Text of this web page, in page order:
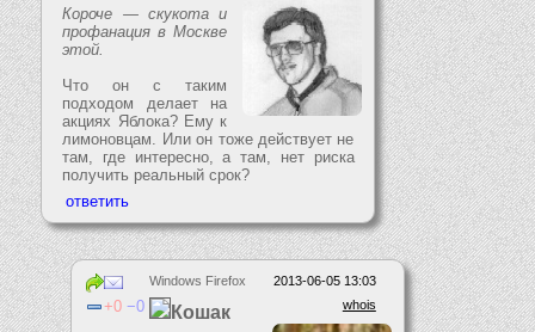
Короче — скукота и
профанация в Москве
этой.
Что он с таким
подходом делает на
акциях Яблока? Ему к
лимоновцам. Или он тоже действует не
там, где интересно, а там, нет риска
получить реальный срок?
2013-06-05 13:03
Windows Firefox
whois
0 0 Кошак